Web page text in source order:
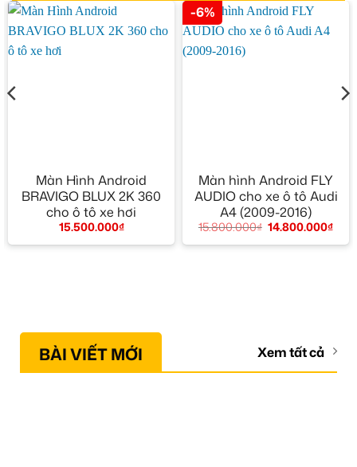
Màn Hình Android
BRAVIGO BLUX 2K 360
cho ô tô xe hơi
15.500.000₫
-6%
Màn hình Android FLY
AUDIO cho xe ô tô Audi
A4 (2009-2016)
15.800.000₫ 14.800.000₫
BÀI VIẾT MỚI Xem tất cả